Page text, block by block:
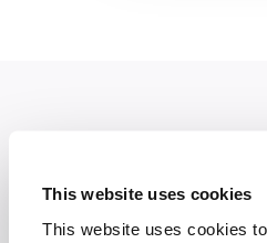
This website uses cookies
This website uses cookies
Preguntas